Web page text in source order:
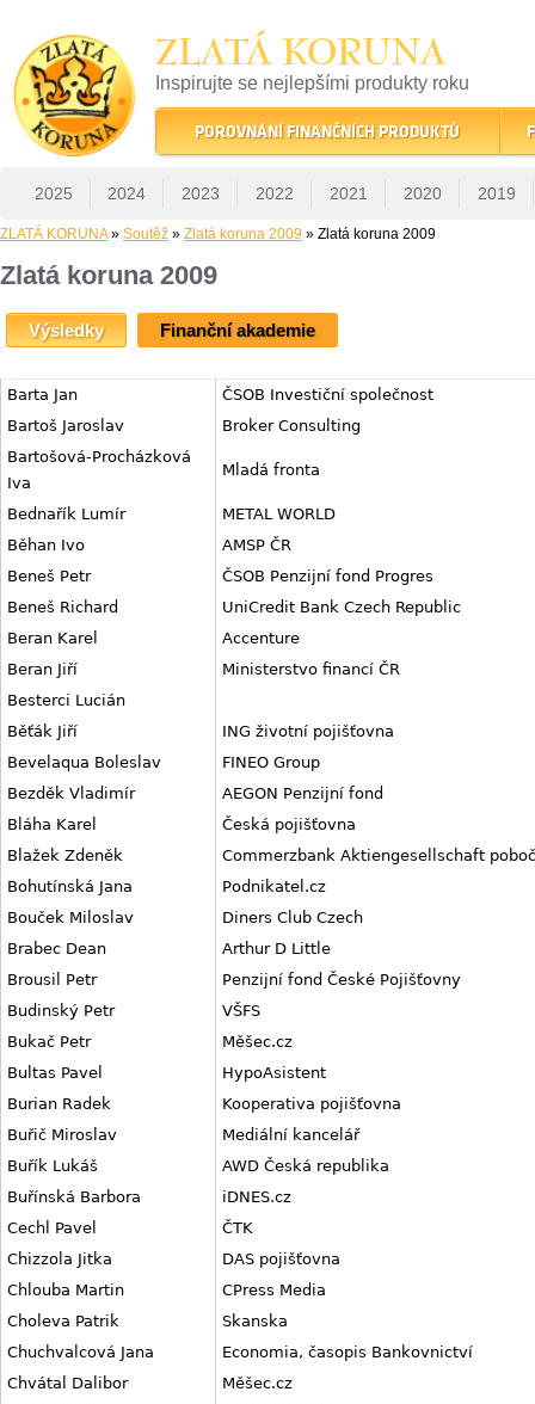
ZLATÁ KORUNA
Inspirujte se nejlepšími produkty roku
22 let tradice a kvality na finančním trhu
POROVNÁNÍ FINANČNÍCH PRODUKTŮ
2025 2024 2023 2022 2021 2020 2019
ZLATÁ KORUNA» Soutěž » Zlatá koruna 2009 » Zlatá koruna 2009
Zlatá koruna 2009
Výsledky Finanční akademie
Barta Jan
ČSOB Investiční společnost
Bartoš Jaroslav
Broker Consulting
Bartošová-Procházková
Iva
Mladá fronta
Bednařík Lumír
METAL WORLD
Běhan Ivo
AMSP ČR
Beneš Petr
ČSOB Penzijní fond Progres
Beneš Richard
UniCredit Bank Czech Republic
Beran Karel
Accenture
Beran Jiří
Ministerstvo financí ČR
Besterci Lucián
Běťák Jiří
ING životní pojišťovna
Bevelaqua Boleslav
FINEO Group
Bezděk Vladimír
AEGON Penzijní fond
Bláha Karel
Česká pojišťovna
Blažek Zdeněk
Commerzbank Aktiengesellschaft
Bohutínská Jana
Podnikatel.cz
Bouček Miloslav
Diners Club Czech
Brabec Dean
Arthur D Little
Brousil Petr
Penzijní fond České Pojišťovny
Budinský Petr
VŠFS
Bukač Petr
Měšec.cz
Bultas Pavel
HypoAsistent
Burian Radek
Kooperativa pojišťovna
Buřič Miroslav
Mediální kancelář
Buřík Lukáš
AWD Česká republika
Buřínská Barbora
iDNES.cz
Cechl Pavel
ČTK
Chizzola Jitka
DAS pojišťovna
Chlouba Martin
CPress Media
Choleva Patrik
Skanska
Chuchvalcová Jana
Economia, časopis Bankovnictví
Chvátal Dalibor
Měšec.cz